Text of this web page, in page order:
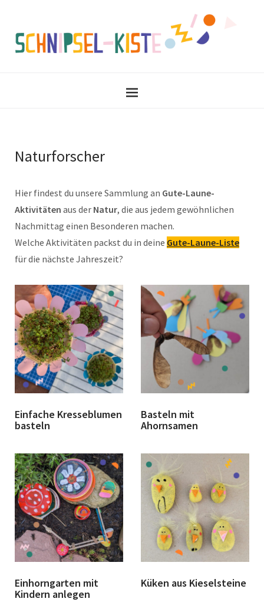
Naturforscher
Hier findest du unsere Sammlung an Gute-Laune-
Aktivitäten aus der Natur, die aus jedem gewöhnlichen
Nachmittag einen Besonderen machen.
Welche Aktivitäten packst du in deine Gute-Laune-Liste
für die nächste Jahreszeit?
Einfache Kresseblumen
basteln
Basteln mit
Ahornsamen
Einhorngarten mit
Kindern anlegen
Küken aus Kieselsteine